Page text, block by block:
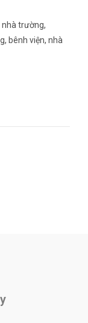
nhà trường,
bênh viện, nhà